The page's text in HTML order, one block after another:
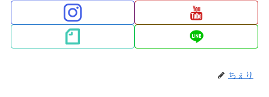
ちぇり